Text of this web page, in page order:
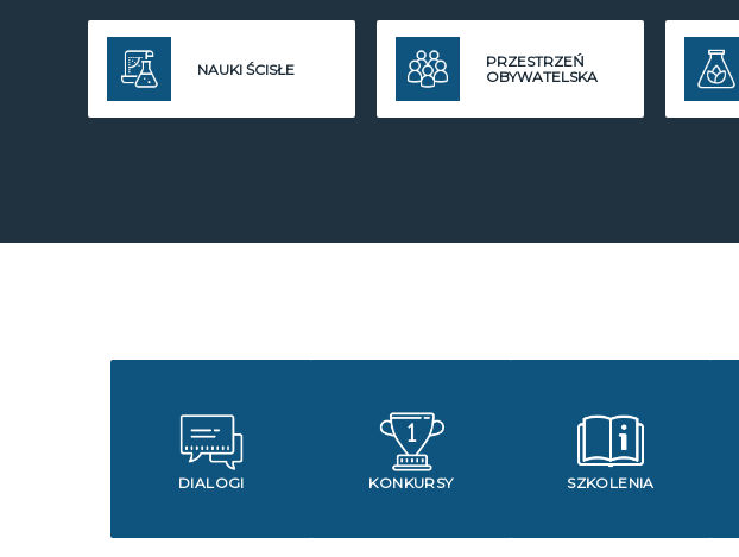
NAUKI ŚCISŁE
PRZESTRZEŃ
OBYWATELSKA
DIALOGI KONKURSY SZKOLENIA